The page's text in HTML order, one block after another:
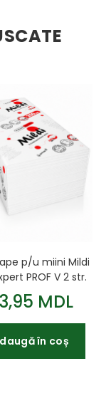
p/u miini Mildi
PROF V 2 str.
21*23 albe
MDL
în coș